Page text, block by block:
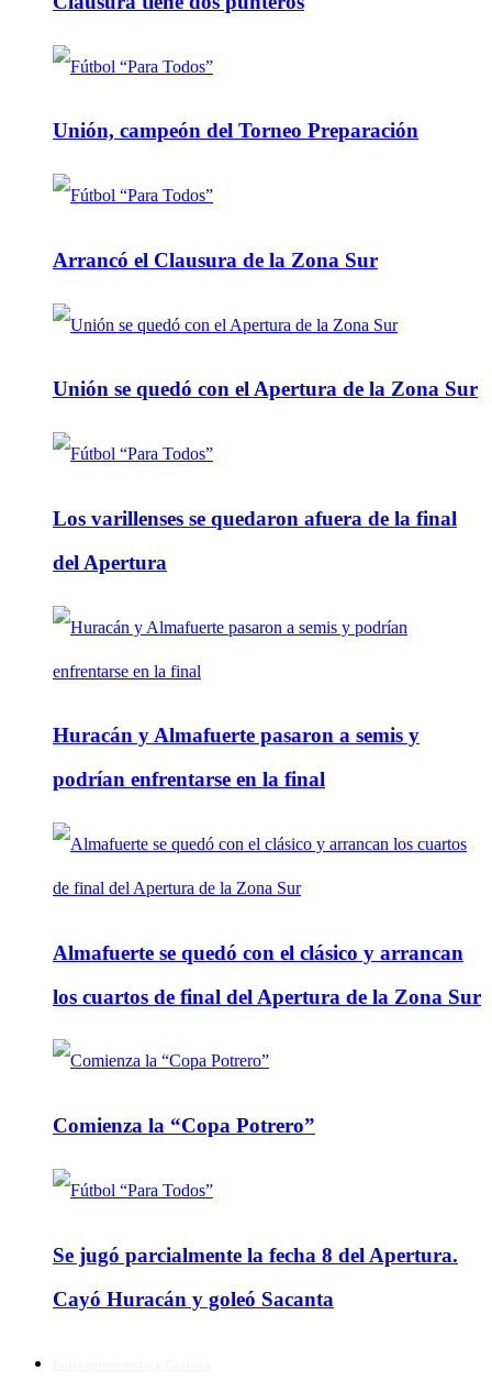
Unión, campeón del Torneo Preparación
Arrancó el Clausura de la Zona Sur
Unión se quedó con el Apertura de la Zona Sur
Los varillenses se quedaron afuera de la final
del Apertura
Huracán y Almafuerte pasaron a semis y
podrían enfrentarse en la final
Almafuerte se quedó con el clásico y arrancan
los cuartos de final del Apertura de la Zona Sur
Comienza la “Copa Potrero”
Se jugó parcialmente la fecha 8 del Apertura.
Cayó Huracán y goleó Sacanta